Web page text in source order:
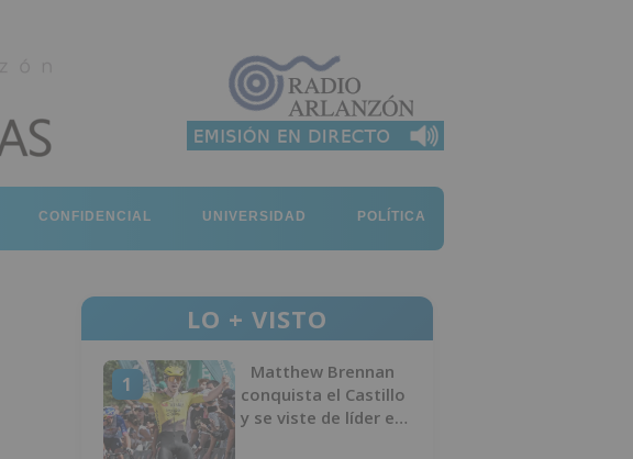
CONFIDENCIAL UNIVERSIDAD POLÍTICA
LO + VISTO
1
Matthew Brennan
conquista el Castillo
y se viste de líder en